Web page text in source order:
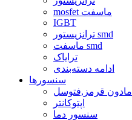
mosfet ماسفت
IGBT
ترانزیستور smd
ماسفت smd
ترایاک
ادامه دسته‌بندی
سنسورها
مادون قرمز,فتوسل
اپتوکانتر
سنسور دما